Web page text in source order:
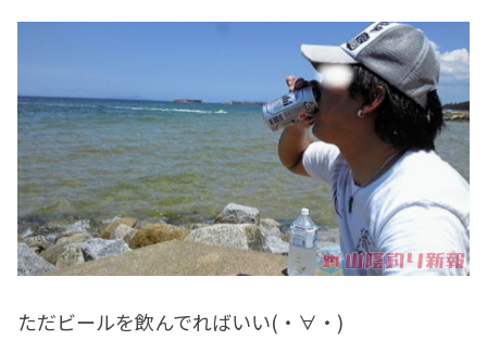
ただビールを飲んでればいい(・∀・)